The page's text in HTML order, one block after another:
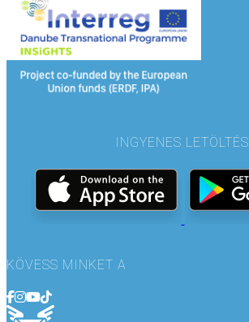
INGYENES LETÖLTÉS
KÖVESS MINKET A